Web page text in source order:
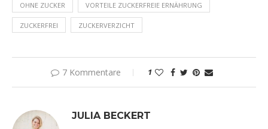
OHNE ZUCKER VORTEILE ZUCKERFREIE ERNÄHRUNG
ZUCKERFREI ZUCKERVERZICHT
7 Kommentare 1
JULIA BECKERT